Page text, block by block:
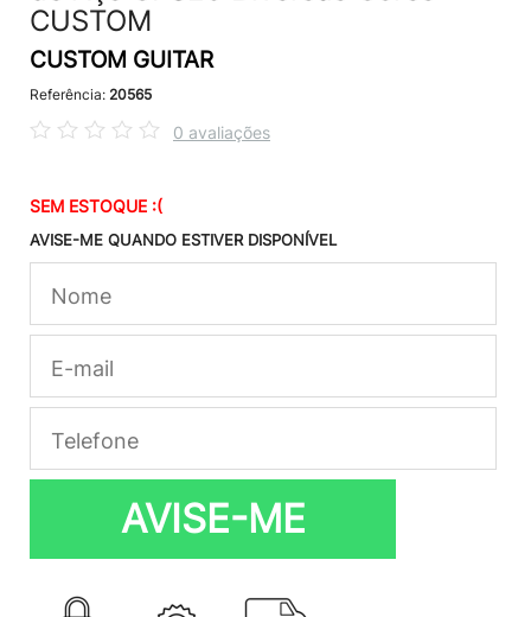
CUSTOM
CUSTOM GUITAR
Referência: 20565
0 avaliações
SEM ESTOQUE :(
AVISE-ME QUANDO ESTIVER DISPONÍVEL
AVISE-ME